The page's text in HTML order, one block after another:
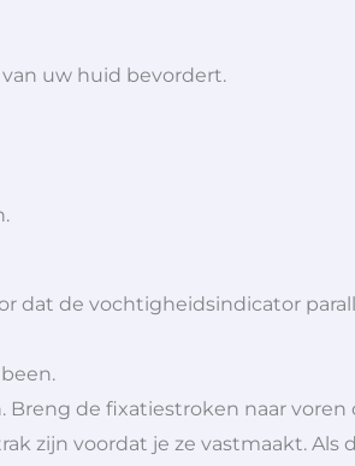
uw huid bevordert.
dat de vochtigheidsindicator
de fixatiestroken naar
zijn voordat je ze vastmaakt. Als